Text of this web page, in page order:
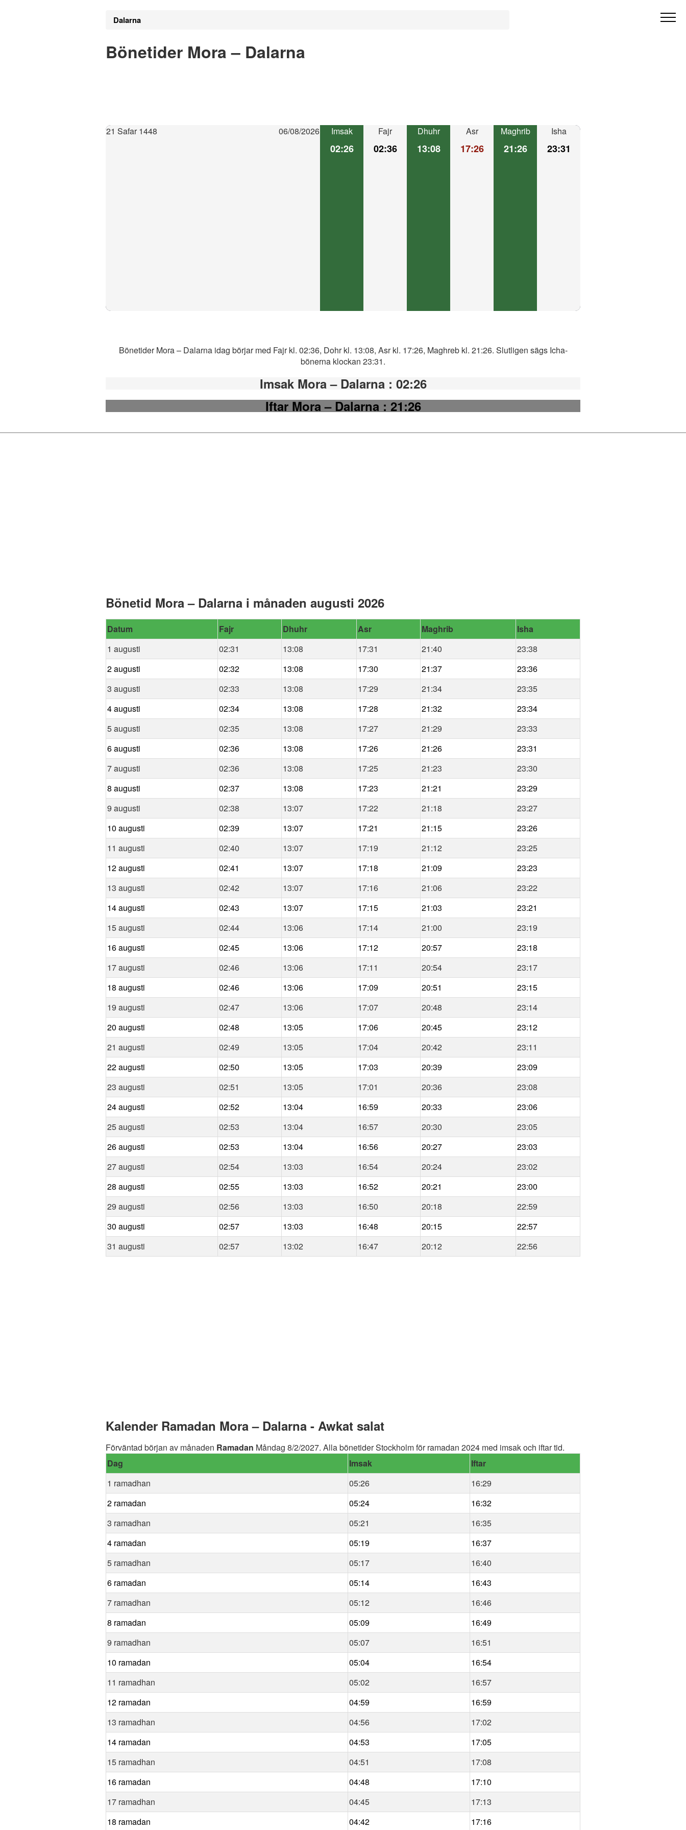
Dalarna
Bönetider Mora – Dalarna
21 Safar 1448 06/08/2026 Imsak
02:26
Fajr
02:36
Dhuhr
13:08
Asr
17:26
Maghrib
21:26
Isha
23:31
Bönetider Mora – Dalarna idag börjar med Fajr kl. 02:36, Dohr kl. 13:08, Asr kl. 17:26, Maghreb kl. 21:26. Slutligen sägs Icha-
bönerna klockan 23:31.
Imsak Mora – Dalarna : 02:26
Iftar Mora – Dalarna: 21:26
Bönetid Mora – Dalarna i månaden augusti 2026
Datum Fajr Dhuhr Asr Maghrib
Isha
1 augusti
02:31 13:08 17:31 21:40
23:38
2 augusti
02:32 13:08 17:30 21:37
23:36
3 augusti
02:33 13:08 17:29 21:34
23:35
4 augusti
02:34 13:08 17:28 21:32
23:34
5 augusti
02:35 13:08 17:27 21:29
23:33
6 augusti
02:36 13:08 17:26 21:26
23:31
7 augusti
02:36 13:08 17:25 21:23
23:30
8 augusti
02:37 13:08 17:23 21:21
23:29
9 augusti
02:38 13:07 17:22 21:18
23:27
10 augusti
02:39 13:07 17:21 21:15
23:26
11 augusti
02:40 13:07 17:19 21:12
23:25
12 augusti
02:41 13:07 17:18 21:09
23:23
13 augusti
02:42 13:07 17:16 21:06
23:22
14 augusti
02:43 13:07 17:15 21:03
23:21
15 augusti
02:44 13:06 17:14 21:00
23:19
16 augusti
02:45 13:06 17:12 20:57
23:18
17 augusti
02:46 13:06 17:11 20:54
23:17
18 augusti
02:46 13:06 17:09 20:51
23:15
19 augusti
02:47 13:06 17:07 20:48
23:14
20 augusti
02:48 13:05 17:06 20:45
23:12
21 augusti
02:49 13:05 17:04 20:42
23:11
22 augusti
02:50 13:05 17:03 20:39
23:09
23 augusti
02:51 13:05 17:01 20:36
23:08
24 augusti
02:52 13:04 16:59 20:33
23:06
25 augusti
02:53 13:04 16:57 20:30
23:05
26 augusti
02:53 13:04 16:56 20:27
23:03
27 augusti
02:54 13:03 16:54 20:24
23:02
28 augusti
02:55 13:03 16:52 20:21
23:00
29 augusti
02:56 13:03 16:50 20:18
22:59
30 augusti
02:57 13:03 16:48 20:15
22:57
31 augusti
02:57 13:02 16:47 20:12 22:56
Kalender Ramadan Mora – Dalarna - Awkat salat
Förväntad början av månaden Ramadan Måndag 8/2/2027. Alla bönetider Stockholm för ramadan 2024 med imsak och iftar tid.
Dag
Imsak
Iftar
1 ramadhan
05:26
16:29
2 ramadan
05:24
16:32
3 ramadhan
05:21
16:35
4 ramadan
05:19
16:37
5 ramadhan
05:17
16:40
6 ramadan
05:14
16:43
7 ramadhan
05:12
16:46
8 ramadan
05:09
16:49
9 ramadhan
05:07
16:51
10 ramadan
05:04
16:54
11 ramadhan
05:02
16:57
12 ramadan
04:59
16:59
13 ramadhan
04:56
17:02
14 ramadan
04:53
17:05
15 ramadhan
04:51
17:08
16 ramadan
04:48
17:10
17 ramadhan
04:45
17:13
18 ramadan
04:42 17:16